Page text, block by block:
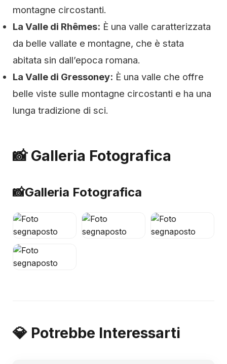
montagne circostanti.
La Valle di Rhêmes: È una valle caratterizzata
da belle vallate e montagne, che è stata
abitata sin dall’epoca romana.
La Valle di Gressoney: È una valle che offre
belle viste sulle montagne circostanti e ha una
lunga tradizione di sci.
📸 Galleria Fotografica
📸Galleria Fotografica
💎 Potrebbe Interessarti